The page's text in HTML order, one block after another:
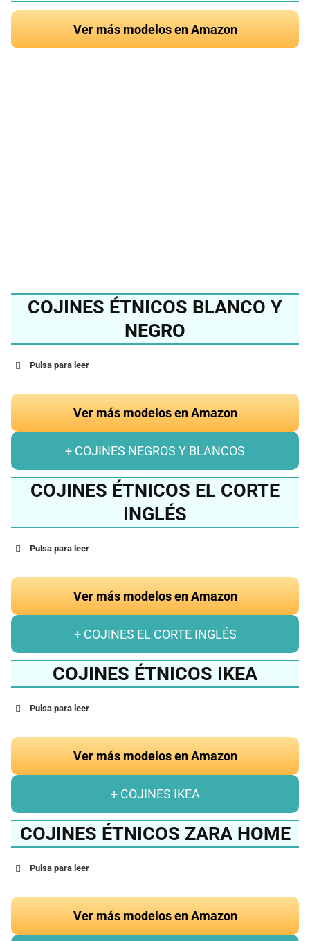
Ver más modelos en Amazon
COJINES ÉTNICOS BLANCO Y
NEGRO
Pulsa para leer
Ver más modelos en Amazon
+ COJINES NEGROS Y BLANCOS
COJINES ÉTNICOS EL CORTE
INGLÉS
Pulsa para leer
Ver más modelos en Amazon
+ COJINES EL CORTE INGLÉS
COJINES ÉTNICOS IKEA
Pulsa para leer
Ver más modelos en Amazon
+ COJINES IKEA
COJINES ÉTNICOS ZARA HOME
Pulsa para leer
Ver más modelos en Amazon